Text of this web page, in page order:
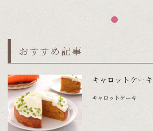
おすすめ記事
キャロットケーキ
キャロットケーキ